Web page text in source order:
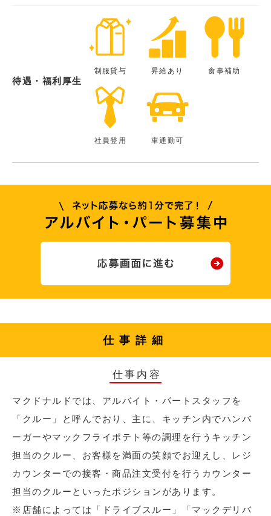
待遇・福利厚生
制服貸与 昇給あり 食事補助
社員登用 車通勤可
仕事詳細
仕事内容
マクドナルドでは、アルバイト・パートスタッフを
「クルー」と呼んでおり、主に、キッチン内でハンバ
ーガーやマックフライポテト等の調理を行うキッチン
担当のクルー、お客様を満面の笑顔でお迎えし、レジ
カウンターでの接客・商品注文受付を行うカウンター
担当のクルーといったポジションがあります。
※店舗によっては「ドライブスルー」「マックデリバ